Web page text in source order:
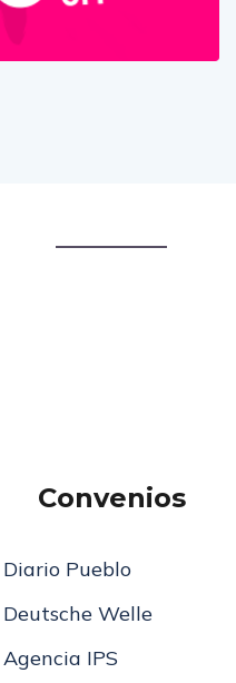
Convenios
Diario Pueblo
Deutsche Welle
Agencia IPS